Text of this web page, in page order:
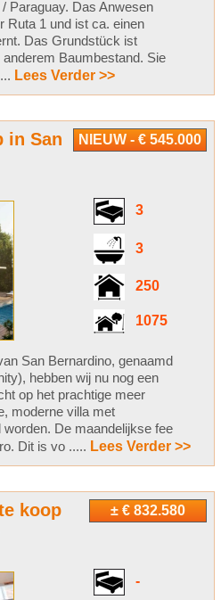
Paraguay. Das Anwesen
Ruta 1 und ist ca. einen
Das Grundstück ist
Baumbestand. Sie
Lees Verder >>
NIEUW - € 545.000
in San
3
3
250
1075
San Bernardino, genaamd
hebben wij nu nog een
op het prachtige meer
moderne villa met
De maandelijkse fee
Dit is vo ..... Lees Verder >>
± € 832.580
koop
-